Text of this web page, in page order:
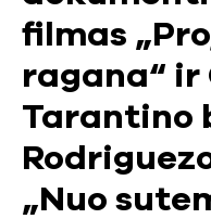
filmas
ragana“ ir
Tarantino
„Nuo